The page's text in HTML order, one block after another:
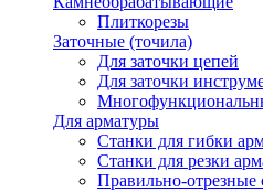
Плиткорезы
Заточные (точила)
Для заточки цепей
Для заточки
Для арматуры
Станки для гибки
Станки для резки
Правильно-отрезные